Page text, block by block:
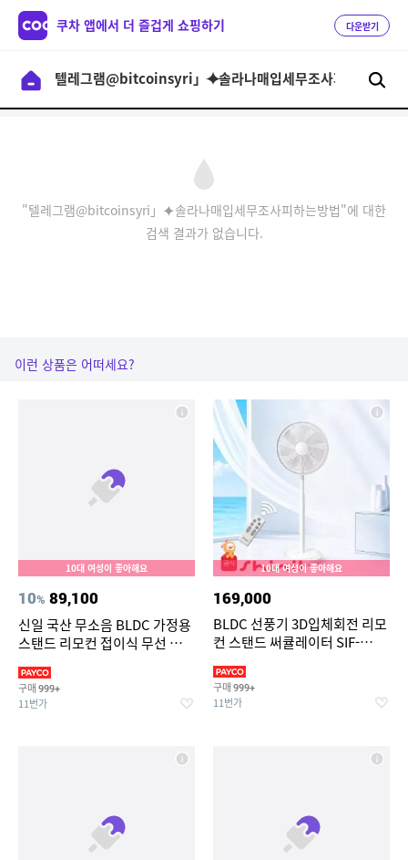
쿠차 앱에서 더 즐겁게 쇼핑하기 다운받기
"텔레그램@bitcoinsyri」⯌솔라나매입세무조사피하는방법"에 대한
검색 결과가 없습니다.
이런 상품은 어떠세요?
10대 여성이 좋아해요
10% 89,100
신일 국산 무소음 BLDC 가정용
스탠드 리모컨 접이식 무선 선풍
구매 999+
11번가
10대 여성이 좋아해요
169,000
BLDC 선풍기 3D입체회전 리모
컨 스탠드 써큘레이터 SIF-
구매 999+
11번가